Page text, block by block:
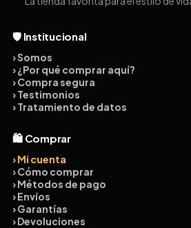
🛡️ Institucional
› Somos
› ¿Por qué comprar aquí?
› Compra segura
› Testimonios
› Tratamiento de datos
🛍️ Comprar
› Mi cuenta
› Cómo comprar
› Métodos de pago
› Envíos
› Garantías
› Devoluciones